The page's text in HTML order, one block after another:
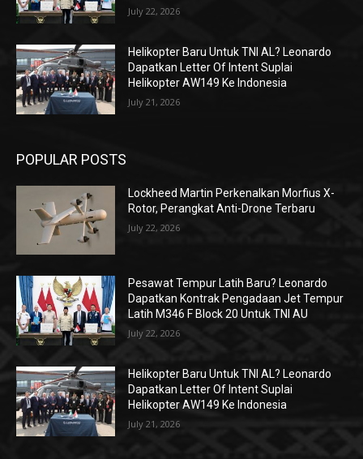
July 22, 2026
Helikopter Baru Untuk TNI AL? Leonardo
Dapatkan Letter Of Intent Suplai
Helikopter AW149 Ke Indonesia
July 21, 2026
POPULAR POSTS
Lockheed Martin Perkenalkan Morfius X-
Rotor, Perangkat Anti-Drone Terbaru
July 22, 2026
Pesawat Tempur Latih Baru? Leonardo
Dapatkan Kontrak Pengadaan Jet Tempur
Latih M346 F Block 20 Untuk TNI AU
July 22, 2026
Helikopter Baru Untuk TNI AL? Leonardo
Dapatkan Letter Of Intent Suplai
Helikopter AW149 Ke Indonesia
July 21, 2026